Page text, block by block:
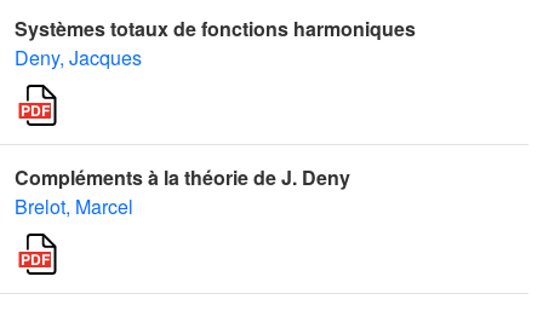
Systèmes totaux de fonctions harmoniques
Deny, Jacques
Compléments à la théorie de J. Deny
Brelot, Marcel